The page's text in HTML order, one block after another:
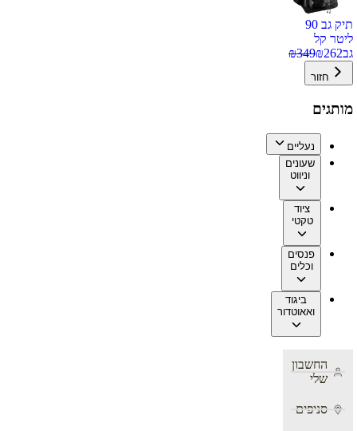
תיק גב 90
ליטר קל
גב
₪262
₪349
חזור
מותגים
נעליים
שעונים
וניווט
ציוד
טקטי
פנסים
וכלים
ביגוד
ואאוטדור
החשבון
שלי
סניפים